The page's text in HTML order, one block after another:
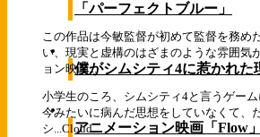
「パーフェクトブルー」
この作品は今敏監督が初めて監督を務め
い、現実と虚構のはざまのような雰囲気
ョン映画...僕がシムシティ4に惹かれた
小学生のころ、シムシティ4と言うゲー
今みたいに病んだ思想をしていなくて、
シ...Cloud
アニメーション映画「Flow